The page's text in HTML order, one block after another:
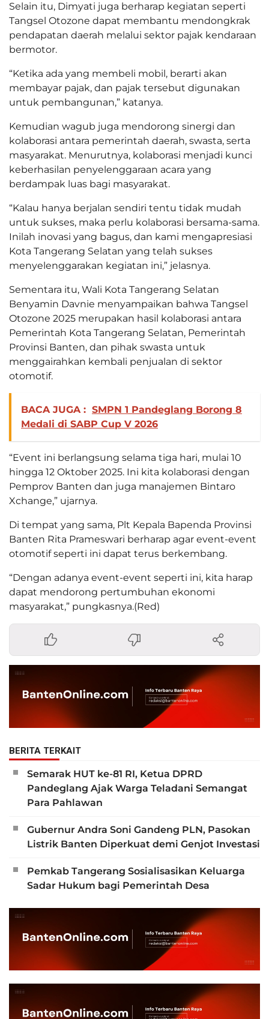
Selain itu, Dimyati juga berharap kegiatan seperti
Tangsel Otozone dapat membantu mendongkrak
pendapatan daerah melalui sektor pajak kendaraan
bermotor.
“Ketika ada yang membeli mobil, berarti akan
membayar pajak, dan pajak tersebut digunakan
untuk pembangunan,” katanya.
Kemudian wagub juga mendorong sinergi dan
kolaborasi antara pemerintah daerah, swasta, serta
masyarakat. Menurutnya, kolaborasi menjadi kunci
keberhasilan penyelenggaraan acara yang
berdampak luas bagi masyarakat.
“Kalau hanya berjalan sendiri tentu tidak mudah
untuk sukses, maka perlu kolaborasi bersama-sama.
Inilah inovasi yang bagus, dan kami mengapresiasi
Kota Tangerang Selatan yang telah sukses
menyelenggarakan kegiatan ini,” jelasnya.
Sementara itu, Wali Kota Tangerang Selatan
Benyamin Davnie menyampaikan bahwa Tangsel
Otozone 2025 merupakan hasil kolaborasi antara
Pemerintah Kota Tangerang Selatan, Pemerintah
Provinsi Banten, dan pihak swasta untuk
menggairahkan kembali penjualan di sektor
otomotif.
BACA JUGA : SMPN 1 Pandeglang Borong 8
Medali di SABP Cup V 2026
“Event ini berlangsung selama tiga hari, mulai 10
hingga 12 Oktober 2025. Ini kita kolaborasi dengan
Pemprov Banten dan juga manajemen Bintaro
Xchange,” ujarnya.
Di tempat yang sama, Plt Kepala Bapenda Provinsi
Banten Rita Prameswari berharap agar event-event
otomotif seperti ini dapat terus berkembang.
“Dengan adanya event-event seperti ini, kita harap
dapat mendorong pertumbuhan ekonomi
masyarakat,” pungkasnya.(Red)
BERITA TERKAIT
Semarak HUT ke-81 RI, Ketua DPRD
Pandeglang Ajak Warga Teladani Semangat
Para Pahlawan
Gubernur Andra Soni Gandeng PLN, Pasokan
Listrik Banten Diperkuat demi Genjot Investasi
Pemkab Tangerang Sosialisasikan Keluarga
Sadar Hukum bagi Pemerintah Desa